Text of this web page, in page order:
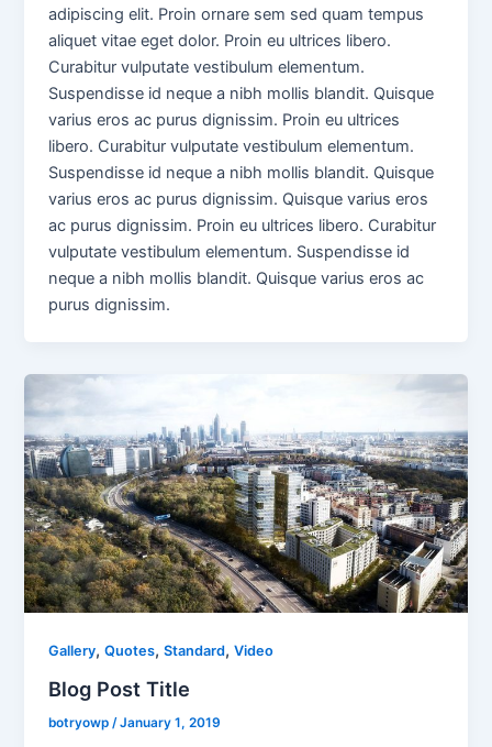
adipiscing elit. Proin ornare sem sed quam tempus
aliquet vitae eget dolor. Proin eu ultrices libero.
Curabitur vulputate vestibulum elementum.
Suspendisse id neque a nibh mollis blandit. Quisque
varius eros ac purus dignissim. Proin eu ultrices
libero. Curabitur vulputate vestibulum elementum.
Suspendisse id neque a nibh mollis blandit. Quisque
varius eros ac purus dignissim. Quisque varius eros
ac purus dignissim. Proin eu ultrices libero. Curabitur
vulputate vestibulum elementum. Suspendisse id
neque a nibh mollis blandit. Quisque varius eros ac
purus dignissim.
Gallery,Quotes,Standard,Video
Blog Post Title
botryowp/January 1, 2019